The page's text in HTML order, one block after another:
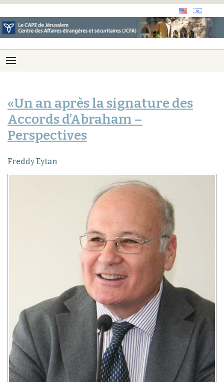
«Un an après la signature des
Accords d’Abraham –
Perspectives
Freddy Eytan